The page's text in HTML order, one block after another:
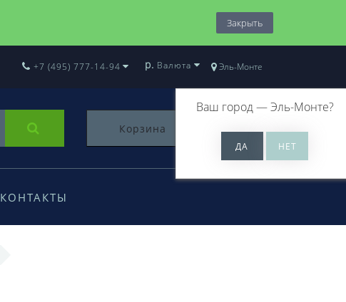
Закрыть
Эль-Монте
Ваш город —Эль-Монте?
+7 (495) 777-14-94 р. Валюта
Корзина 0
КОНТАКТЫ